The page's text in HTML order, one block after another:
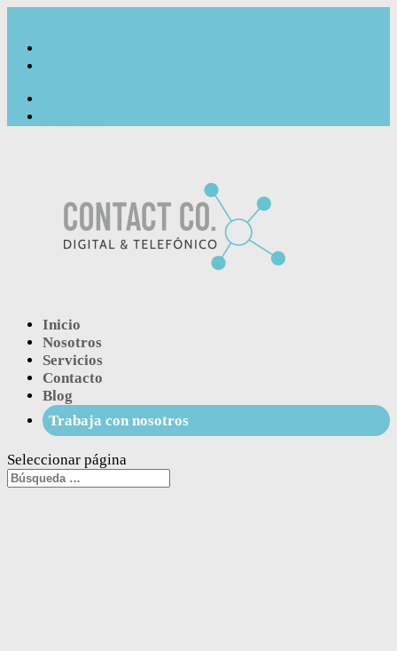
Inicio
Nosotros
Servicios
Contacto
Blog
Trabaja con nosotros
Seleccionar página